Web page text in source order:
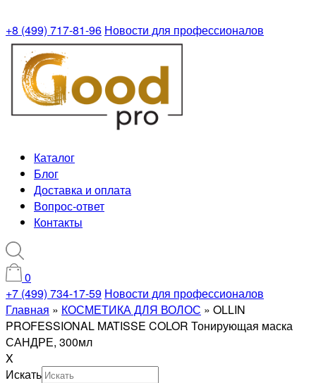
+8 (499) 717-81-96 Новости для профессионалов
Каталог
Блог
Доставка и оплата
Вопрос-ответ
Контакты
0
+7 (499) 734-17-59 Новости для профессионалов
Главная » КОСМЕТИКА ДЛЯ ВОЛОС » OLLIN
PROFESSIONAL MATISSE COLOR Тонирующая маска
САНДРЕ, 300мл
X
Искать